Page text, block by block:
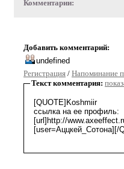
Комментарии:
Добавить комментарий:
Регистрация / Напоминание
Текст комментария: